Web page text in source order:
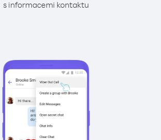
s informacemi kontaktu